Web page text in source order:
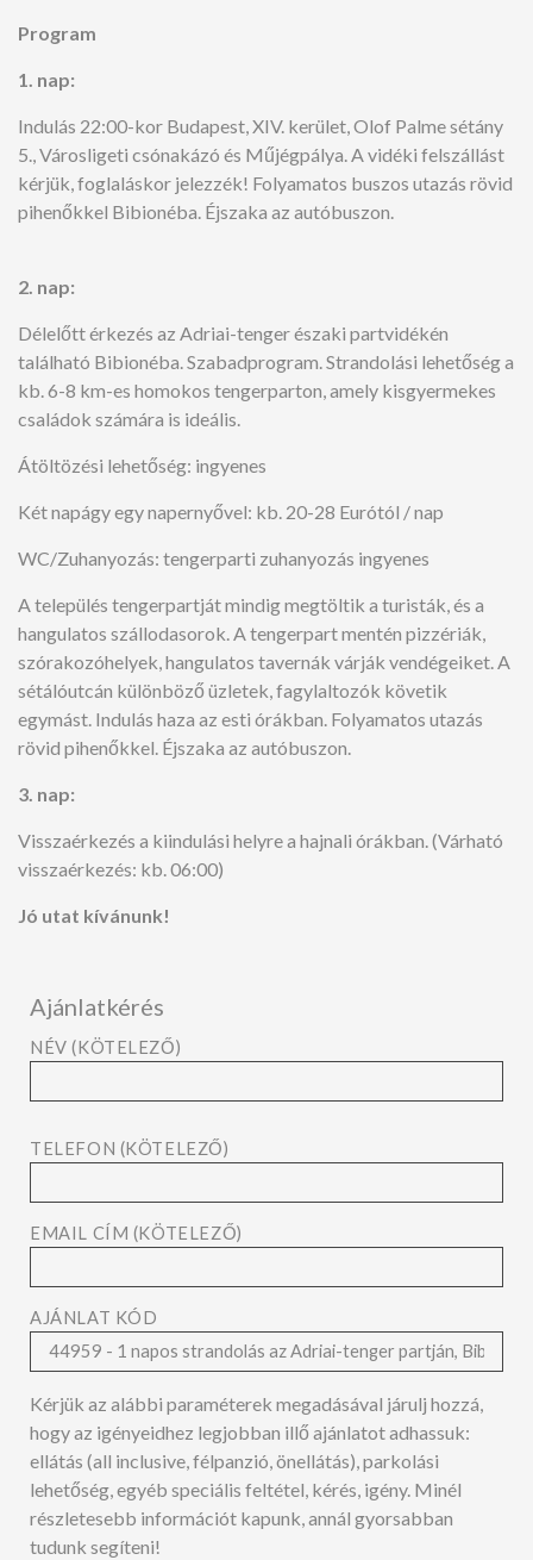
Program
1. nap:
Indulás 22:00-kor Budapest, XIV. kerület, Olof Palme sétány
5., Városligeti csónakázó és Műjégpálya. A vidéki felszállást
kérjük, foglaláskor jelezzék! Folyamatos buszos utazás rövid
pihenőkkel Bibionéba. Éjszaka az autóbuszon.
2. nap:
Délelőtt érkezés az Adriai-tenger északi partvidékén
található Bibionéba. Szabadprogram. Strandolási lehetőség a
kb. 6-8 km-es homokos tengerparton, amely kisgyermekes
családok számára is ideális.
Átöltözési lehetőség: ingyenes
Két napágy egy napernyővel: kb. 20-28 Eurótól / nap
WC/Zuhanyozás: tengerparti zuhanyozás ingyenes
A település tengerpartját mindig megtöltik a turisták, és a
hangulatos szállodasorok. A tengerpart mentén pizzériák,
szórakozóhelyek, hangulatos tavernák várják vendégeiket. A
sétálóutcán különböző üzletek, fagylaltozók követik
egymást. Indulás haza az esti órákban. Folyamatos utazás
rövid pihenőkkel. Éjszaka az autóbuszon.
3. nap:
Visszaérkezés a kiindulási helyre a hajnali órákban. (Várható
visszaérkezés: kb. 06:00)
Jó utat kívánunk!
Ajánlatkérés
NÉV (KÖTELEZŐ)
TELEFON (KÖTELEZŐ)
EMAIL CÍM (KÖTELEZŐ)
AJÁNLAT KÓD
Kérjük az alábbi paraméterek megadásával járulj hozzá,
hogy az igényeidhez legjobban illő ajánlatot adhassuk:
ellátás (all inclusive, félpanzió, önellátás), parkolási
lehetőség, egyéb speciális feltétel, kérés, igény. Minél
részletesebb információt kapunk, annál gyorsabban
tudunk segíteni!